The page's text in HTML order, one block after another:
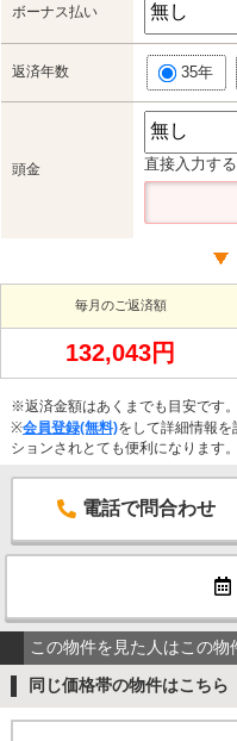
ボーナス払い
返済年数 35年
頭金 直接入力する
毎月のご返済額
132,043円
※返済金額はあくまでも目安です。
※会員登録(無料)をして詳細情報を
ションされとても便利になります。
電話で問合わせ
この物件を見た人はこの物
同じ価格帯の物件はこちら